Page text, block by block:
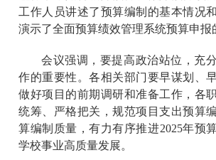
工作人员讲述了预算编制的基本情况
演示了全面预算绩效管理系统预算申报
会议强调，要提高政治站位，充
作的重要性。各相关部门要早谋划、
做好项目的前期调研和准备工作，各
统筹、严格把关，规范项目支出预算
算编制质量，有力有序推进2025年预
学校事业高质量发展。